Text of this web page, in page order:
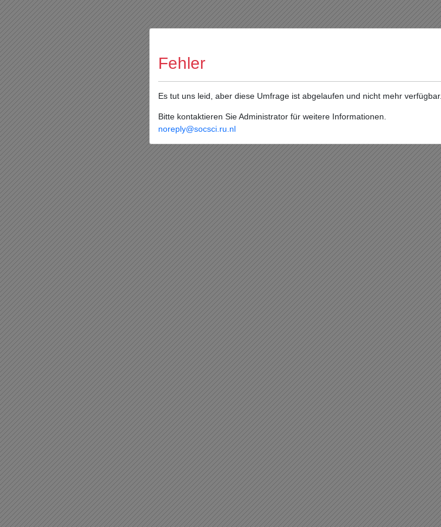
Fehler
Es tut uns leid, aber diese Umfrage ist abgelaufen und nicht mehr verfügbar.
Bitte kontaktieren Sie Administrator für weitere Informationen.
noreply@socsci.ru.nl